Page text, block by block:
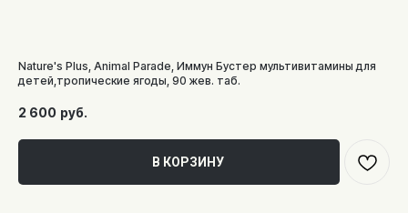
Nature's Plus, Animal Parade, Иммун Бустер мультивитамины для
детей,тропические ягоды, 90 жев. таб.
2 600 руб.
В КОРЗИНУ